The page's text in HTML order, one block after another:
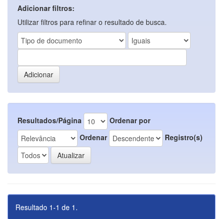
Adicionar filtros:
Utilizar filtros para refinar o resultado de busca.
Resultados/Página
Ordenar por
Ordenar
Registro(s)
Resultado 1-1 de 1.